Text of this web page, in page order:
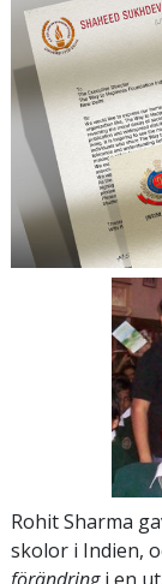
Rohit Sharma
skolor i Indien,